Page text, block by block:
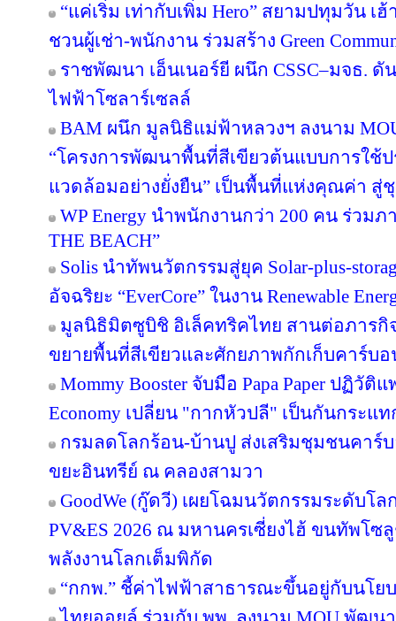
“แค่เริ่ม เท่ากับเพิ่ม Hero” สยามปทุมวัน เฮ้
ชวนผู้เช่า-พนักงาน ร่วมสร้าง Green
ราชพัฒนา เอ็นเนอร์ยี ผนึก CSSC–มจธ. ดั
ไฟฟ้าโซลาร์เซลล์
BAM ผนึก มูลนิธิแม่ฟ้าหลวงฯ ลงนาม
“โครงการพัฒนาพื้นที่สีเขียวต้นแบบการใช้
แวดล้อมอย่างยั่งยืน” เป็นพื้นที่แห่งคุณค่า สู่
WP Energy นำพนักงานกว่า 200 คน ร่วมภ
THE BEACH”
Solis นำทัพนวัตกรรมสู่ยุค Solar-plus-
อัจฉริยะ “EverCore” ในงาน Renewable
มูลนิธิมิตซูบิชิ อิเล็คทริคไทย สานต่อภาร
ขยายพื้นที่สีเขียวและศักยภาพกักเก็บคาร์บอ
Mommy Booster จับมือ Papa Paper ปฏิวัติ
Economy เปลี่ยน "กากหัวปลี" เป็นกันกระแ
กรมลดโลกร้อน-บ้านปู ส่งเสริมชุมชนคาร์
ขยะอินทรีย์ ณ คลองสามวา
GoodWe (กู๊ดวี) เผยโฉมนวัตกรรมระดับโล
PV&ES 2026 ณ มหานครเซี่ยงไฮ้ ขนทัพโ
พลังงานโลกเต็มพิกัด
“กกพ.” ชี้ค่าไฟฟ้าสาธารณะขึ้นอยู่กับนโย